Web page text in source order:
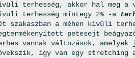
terhesség, akkor hal meg a
terhesség mintegy 2% -a
szakaszban a méhen kívüli
petesejt
vannak változások,
így van egy stretching